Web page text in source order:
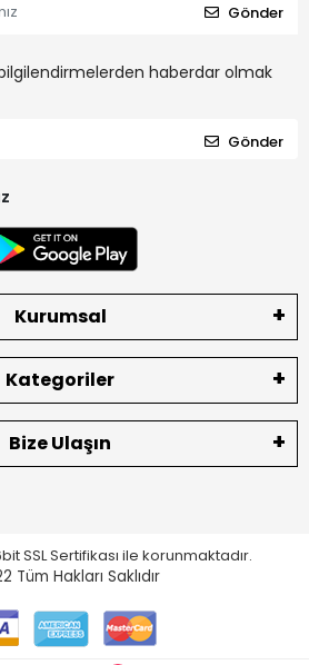
Gönder
haberdar olmak
Gönder
Kurumsal
Kategoriler
Bize Ulaşın
SSL Sertifikası ile korunmaktadır.
Tüm Hakları Saklıdır